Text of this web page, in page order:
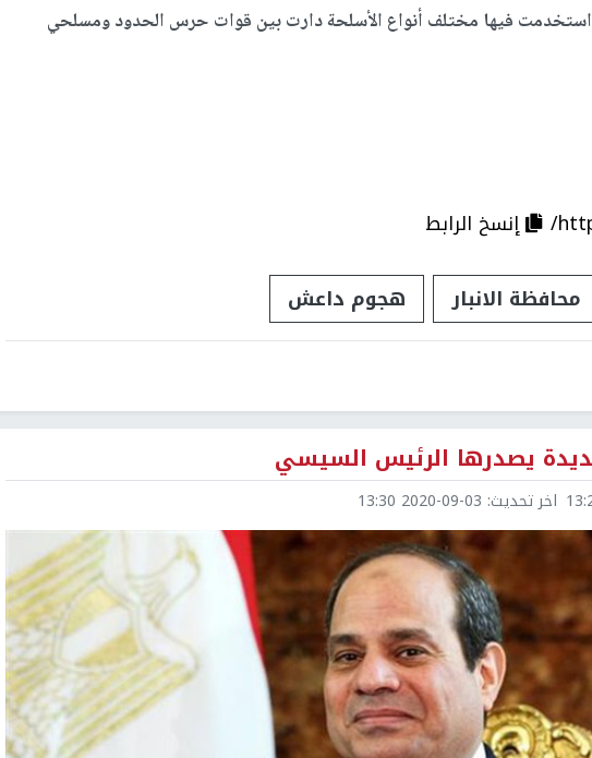
فيها مختلف أنواع الأسلحة دارت بين قوات حرس الحدود ومسلحي
إنسخ الرابط
محافظة الانبار هجوم داعش
اخر تحديث: 2020-09-03 13:30